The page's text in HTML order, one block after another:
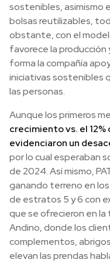
sostenibles, asimismo
bolsas reutilizables,
obstante, con el
favorece la producción
forma la compañía
iniciativas sostenibles
las personas.
Aunque los primeros
crecimiento vs. el
evidenciaron un
por lo cual esperaban
de 2024. Así mismo,
ganando terreno en
de estratos 5 y 6 con
que se ofrecieron en
Andino, donde los
complementos,
elevan las prendas